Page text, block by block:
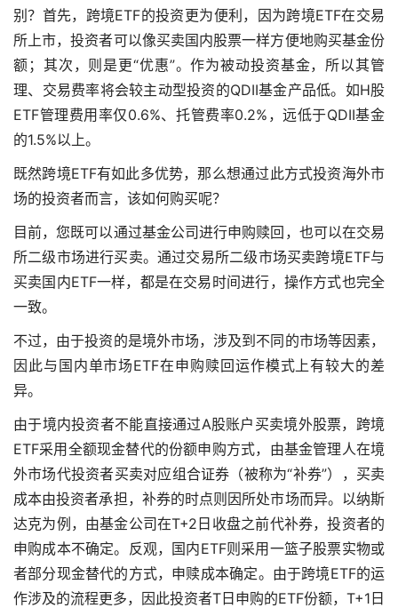
别？首先，跨境ETF的投资更为便利，因为跨境ETF在交易
所上市，投资者可以像买卖国内股票一样方便地购买基金份
额；其次，则是更“优惠”。作为被动投资基金，所以其管
理、交易费率将会较主动型投资的QDII基金产品低。如H股
ETF管理费用率仅0.6%、托管费率0.2%，远低于QDII基金
的1.5%以上。
既然跨境ETF有如此多优势，那么想通过此方式投资海外市
场的投资者而言，该如何购买呢？
目前，您既可以通过基金公司进行申购赎回，也可以在交易
所二级市场进行买卖。通过交易所二级市场买卖跨境ETF与
买卖国内ETF一样，都是在交易时间进行，操作方式也完全
一致。
不过，由于投资的是境外市场，涉及到不同的市场等因素，
因此与国内单市场ETF在申购赎回运作模式上有较大的差
异。
由于境内投资者不能直接通过A股账户买卖境外股票，跨境
ETF采用全额现金替代的份额申购方式，由基金管理人在境
外市场代投资者买卖对应组合证券（被称为“补券”），买卖
成本由投资者承担，补券的时点则因所处市场而异。以纳斯
达克为例，由基金公司在T+2日收盘之前代补券，投资者的
申购成本不确定。反观，国内ETF则采用一篮子股票实物或
者部分现金替代的方式，申赎成本确定。由于跨境ETF的运
作涉及的流程更多，因此投资者T日申购的ETF份额，T+1日